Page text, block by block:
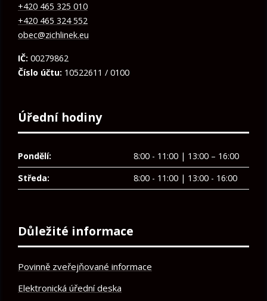
+420 465 325 010
+420 465 324 552
obec@zichlinek.eu
IČ: 00279862
Číslo účtu: 10522611 / 0100
Úřední hodiny
Pondělí:
8:00 - 11:00 | 13:00 – 16:00
Středa:
8:00 - 11:00 | 13:00 - 16:00
Důležité informace
Povinně zveřejňované informace
Elektronická úřední deska